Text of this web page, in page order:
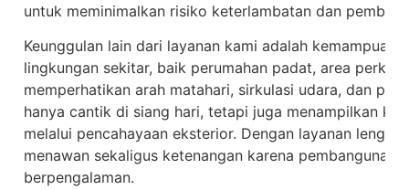
untuk meminimalkan risiko keterlambatan dan
Keunggulan lain dari layanan kami adalah kemampuan
lingkungan sekitar, baik perumahan padat, area
memperhatikan arah matahari, sirkulasi udara, dan
hanya cantik di siang hari, tetapi juga menampilkan
melalui pencahayaan eksterior. Dengan layanan
menawan sekaligus ketenangan karena
berpengalaman.